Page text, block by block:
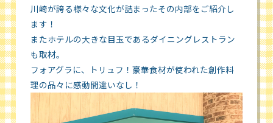
川崎が誇る様々な文化が詰まったその内部をご紹介し
ます！
またホテルの大きな目玉であるダイニングレストラン
も取材。
フォアグラに、トリュフ！豪華食材が使われた創作料
理の品々に感動間違いなし！